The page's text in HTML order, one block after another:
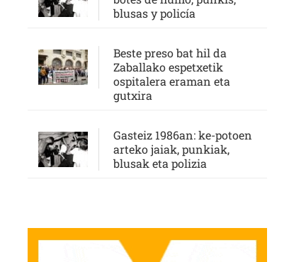
blusas y policía
Beste preso bat hil da
Zaballako espetxetik
ospitalera eraman eta
gutxira
Gasteiz 1986an: ke-potoen
arteko jaiak, punkiak,
blusak eta polizia